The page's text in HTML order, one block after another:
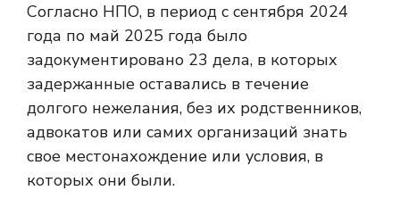
Согласно НПО, в период с сентября 2024
года по май 2025 года было
задокументировано 23 дела, в которых
задержанные оставались в течение
долгого нежелания, без их родственников,
адвокатов или самих организаций знать
свое местонахождение или условия, в
которых они были.